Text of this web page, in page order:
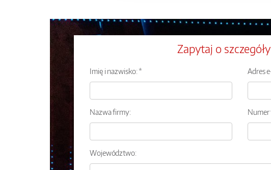
Zapytaj o
Imię i nazwisko: * Adres
Nazwa firmy: Numer
Województwo: